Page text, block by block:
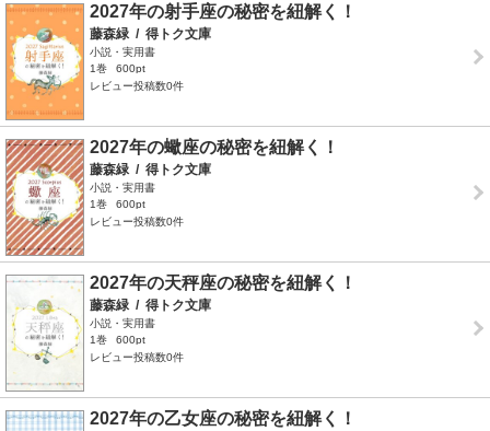
2027年の射手座の秘密を紐解く！
藤森緑 / 得トク文庫
小説・実用書
1巻
600pt
レビュー投稿数0件
2027年の蠍座の秘密を紐解く！
藤森緑 / 得トク文庫
小説・実用書
1巻
600pt
レビュー投稿数0件
2027年の天秤座の秘密を紐解く！
藤森緑 / 得トク文庫
小説・実用書
1巻
600pt
レビュー投稿数0件
2027年の乙女座の秘密を紐解く！